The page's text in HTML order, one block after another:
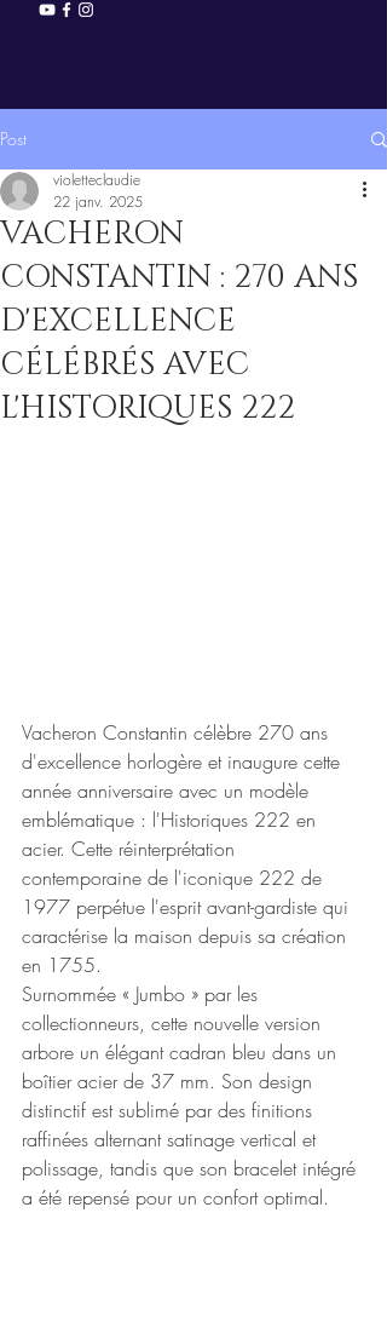
Post
VACHERON
CONSTANTIN : 270 ANS
D'EXCELLENCE
CÉLÉBRÉS AVEC
L'HISTORIQUES 222
violetteclaudie
22 janv. 2025
Vacheron Constantin célèbre 270 ans
d'excellence horlogère et inaugure cette
année anniversaire avec un modèle
emblématique : l'Historiques 222 en
acier. Cette réinterprétation
contemporaine de l'iconique 222 de
1977 perpétue l'esprit avant-gardiste qui
caractérise la maison depuis sa création
en 1755.
Surnommée « Jumbo » par les
collectionneurs, cette nouvelle version
arbore un élégant cadran bleu dans un
boîtier acier de 37 mm. Son design
distinctif est sublimé par des finitions
raffinées alternant satinage vertical et
polissage, tandis que son bracelet intégré
a été repensé pour un confort optimal.